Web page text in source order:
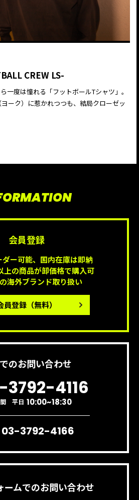
CREW LS-
一度は憧れる「フットボールTシャツ」。
ーク）に惹かれつつも、結局クローゼッ
会員登録
ー可能、国内在庫は即納
の商品が卸価格で購入可
海外ブランド取り扱い
員登録 （無料）
のお問い合わせ
3792-4116
間 平日 10:00~18:30
03-3792-4166
ームでのお問い合わせ